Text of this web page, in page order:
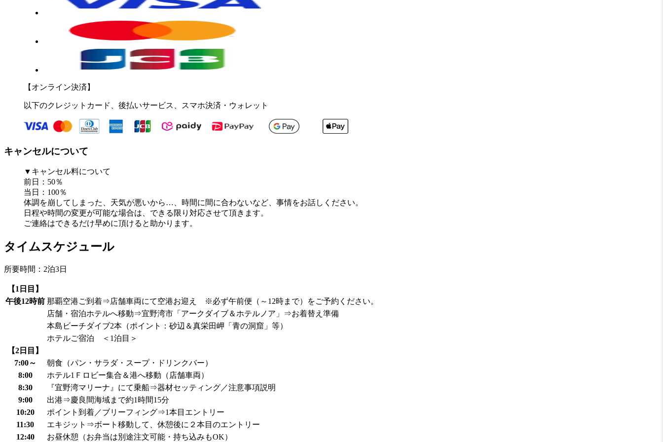
【オンライン決済】
以下のクレジットカード、後払いサービス、スマホ決済・ウォレット
キャンセルについて
▼キャンセル料について
前日：50％
当日：100％
体調を崩してしまった、天気が悪いから…、時間に間に合わないなど、事情をお話しください。
日程や時間の変更が可能な場合は、できる限り対応させて頂きます。
ご連絡はできるだけ早めに頂けると助かります。
タイムスケジュール
所要時間：2泊3日
【1日目】
午後12時前 那覇空港ご到着⇒店舗車両にて空港お迎え ※必ず午前便（～12時まで）をご予約ください。
店舗・宿泊ホテルへ移動⇒宜野湾市「アークダイブ＆ホテルノア」⇒お着替え準備
本島ビーチダイブ2本（ポイント：砂辺＆真栄田岬「青の洞窟」等）
ホテルご宿泊 ＜1泊目＞
【2日目】
7:00～
朝食（パン・サラダ・スープ・ドリンクバー）
8:00
ホテル1Ｆロビー集合＆港へ移動（店舗車両）
8:30
『宜野湾マリーナ』にて乗船⇒器材セッティング／注意事項説明
9:00
出港⇒慶良間海域まで約1時間15分
10:20
ポイント到着／ブリーフィング⇒1本目エントリー
11:30
エキジット⇒ボート移動して、休憩後に２本目のエントリー
12:40
お昼休憩（お弁当は別途注文可能・持ち込みもOK）